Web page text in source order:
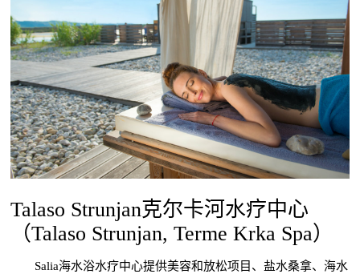
Talaso Strunjan克尔卡河水疗中心
（Talaso Strunjan, Terme Krka Spa）
Salia海水浴水疗中心提供美容和放松项目、盐水桑拿、海水